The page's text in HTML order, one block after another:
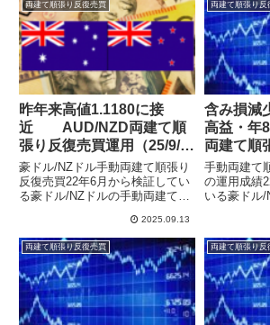
場の上下を予想することなく等間
隔の注文と決済を繰り返す...
場の上下を
隔の注文と
両建て順張り反復売買
昨年来高値1.1180に接
近 AUD/NZD両建て順
張り反復売買運用（25/9/7
週）
豪ドル/NZドル手動両建て順張り
反復売買22年6月から検証してい
る豪ドル/NZドルの手動両建て順
ています。順張りのリピート売買
で運用し、特に相場の上下を予想
することなく等間隔の注文と決済
を繰り返すことで、安定し...
2025.09.13
両建て順張り反
含み損減
高益・
両建て順
報告（
手動両建て
の運用成績
いる豪ドル/
していま
ート売買で
下を予想す
文と決済を
両建て順張り反復売買 両建て順張り反